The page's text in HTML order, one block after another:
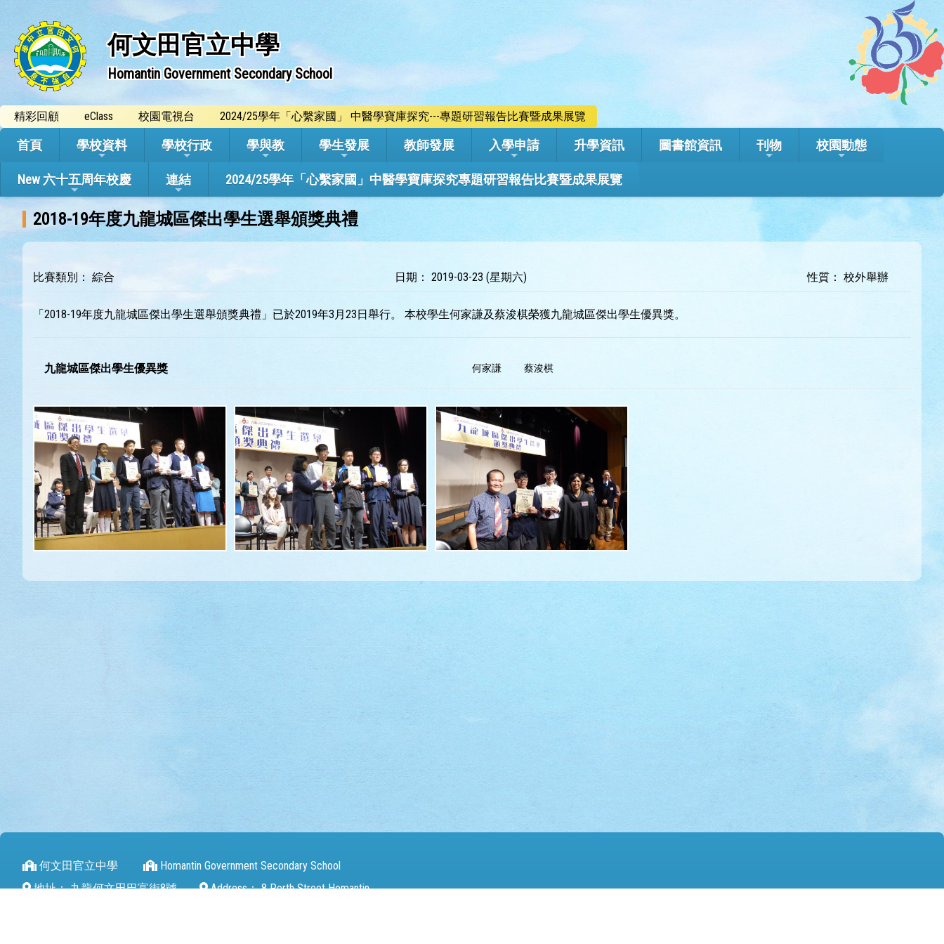
何文田官立中學
Homantin Government Secondary School
精彩回顧 eClass 校園電視台 2024/25學年「心繫家國」 中醫學寶庫探究---專題研習報告比賽暨成果展覽
首頁 學校資料 學校行政 學與教 學生發展 教師發展 入學申請 升學資訊 圖書館資訊 刊物 校園動態
New 六十五周年校慶 連結 2024/25學年「心繫家國」中醫學寶庫探究專題研習報告比賽暨成果展覽
2018-19年度九龍城區傑出學生選舉頒獎典禮
比賽類別： 綜合 日期： 2019-03-23 (星期六) 性質： 校外舉辦
「2018-19年度九龍城區傑出學生選舉頒獎典禮」已於2019年3月23日舉行。 本校學生何家謙及蔡浚棋榮獲九龍城區傑出學生優異獎。
九龍城區傑出學生優異獎 何家謙 蔡浚棋
何文田官立中學
Homantin Government Secondary School
地址： 九龍何文田巴富街8號 Address： 8 Perth Street Homantin